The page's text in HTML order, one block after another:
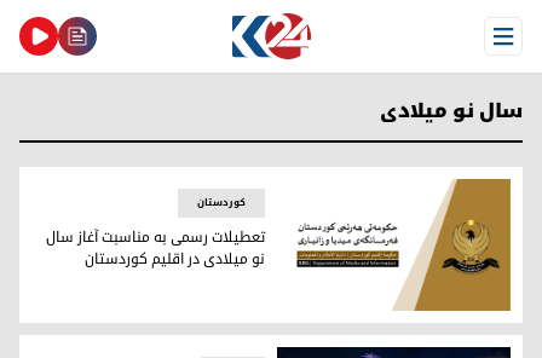
Open Menu
سال نو میلادی
مرکز رسانە‌ای و اطلاع رسانی دولت اقلیم کوردستان
کوردستان
تعطیلات رسمی به مناسبت آغاز سال
نو میلادی در اقلیم کوردستان